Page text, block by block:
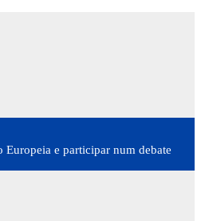
Europeia e participar num debate